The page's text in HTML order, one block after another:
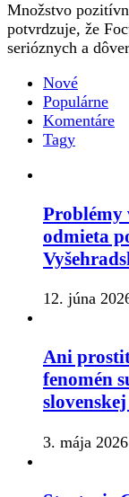
Množstvo
potvrdzuje, že
serióznych a
Nové
Populárne
Komentáre
Tagy
Problémy
odmieta
12. júna
Ani
fenomén
3. mája 2026